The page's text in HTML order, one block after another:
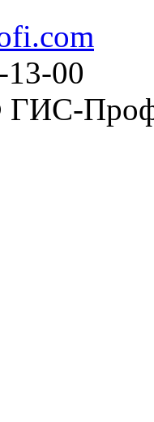
00
ГИС-